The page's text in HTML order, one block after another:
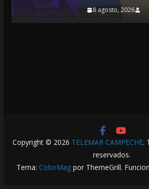
8 agosto, 2026
Copyright © 2026 TELEMAR CAMPECHE.
reservados.
Tema: ColorMag por ThemeGrill.